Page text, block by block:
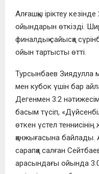
Алғашқы іріктеу кезінде
ойындарын өткізді.
финалдық сайысқа
ойын тартысты өтті.
Турсынбаев Зиядулла
мен кубок үшін бар
Дегенмен 3:2
басым түсіп,
өткен үстел
қанжығасына байлады.
сарапқа салған
арасындағы ойында